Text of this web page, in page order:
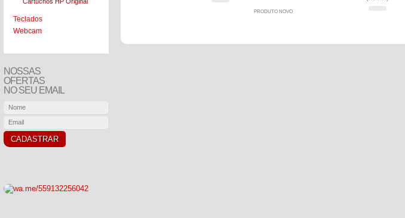
Teclados
Webcam
NOSSAS
OFERTAS
NO SEU EMAIL
CADASTRAR
PRODUTO NOVO